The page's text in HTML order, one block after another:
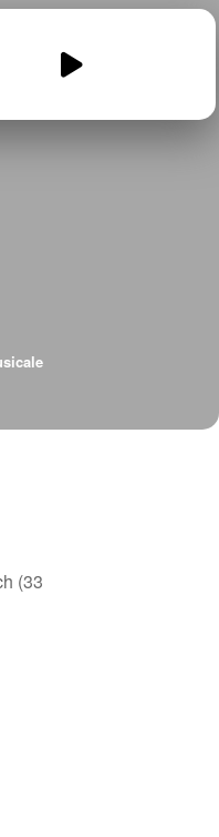
CP-vous-parlent-du-
(33